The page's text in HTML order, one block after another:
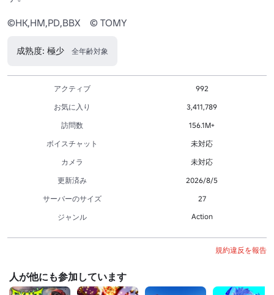
©HK,HM,PD,BBX    © TOMY
成熟度: 極少 全年齢対象
アクティブ
992
お気に入り
3,411,789
訪問数
156.1M+
ボイスチャット
未対応
カメラ
未対応
更新済み
2026/8/5
サーバーのサイズ
27
ジャンル
Action
規約違反を報告
人が他にも参加しています